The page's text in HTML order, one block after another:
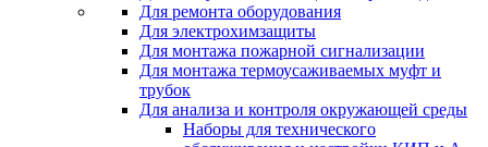
Для ремонта оборудования
Для электрохимзащиты
Для монтажа пожарной сигнализации
Для монтажа термоусаживаемых муфт и
трубок
Для анализа и контроля окружающей среды
Наборы для технического